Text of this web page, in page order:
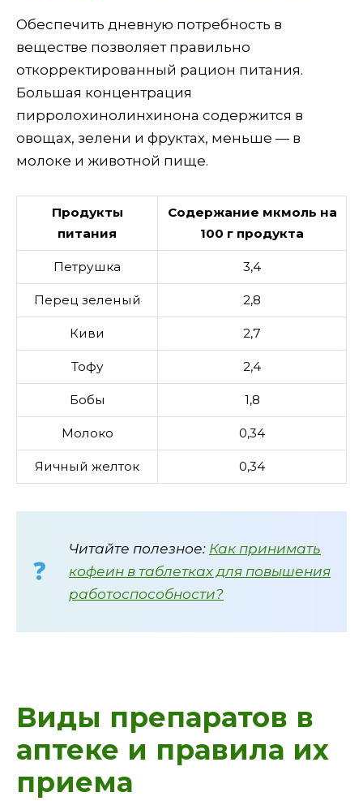
Обеспечить дневную потребность в
веществе позволяет правильно
откорректированный рацион питания.
Большая концентрация
пирролохинолинхинона содержится в
овощах, зелени и фруктах, меньше — в
молоке и животной пище.
Продукты
питания
Содержание мкмоль на
100 г продукта
Петрушка 3,4
Перец зеленый 2,8
Киви 2,7
Тофу 2,4
Бобы 1,8
Молоко 0,34
Яичный желток 0,34
Читайте полезное: Как принимать
кофеин в таблетках для повышения
работоспособности?
Виды препаратов в
аптеке и правила их
приема